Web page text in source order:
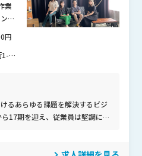
業
ジ
円
1-1
るあらゆる課題を解決するビジ
17期を迎え、従業員は堅調に